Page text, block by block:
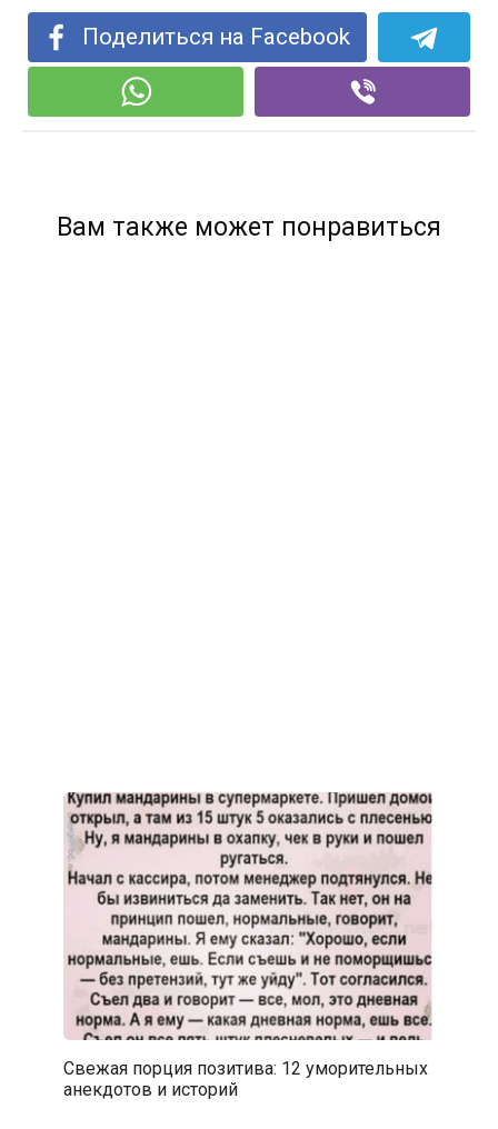
Поделиться на Facebook
Вам также может понравиться
Свежая порция позитива: 12 уморительных
анекдотов и историй